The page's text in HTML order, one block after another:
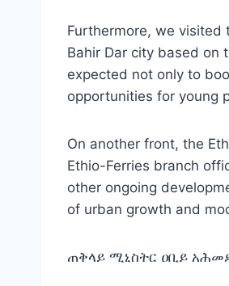
Furthermore, we visited
Bahir Dar city based on
expected not only to
opportunities for young
On another front, the
Ethio-Ferries branch
other ongoing
of urban growth and
ጠቅላይ ሚኒስትር ዐቢይ